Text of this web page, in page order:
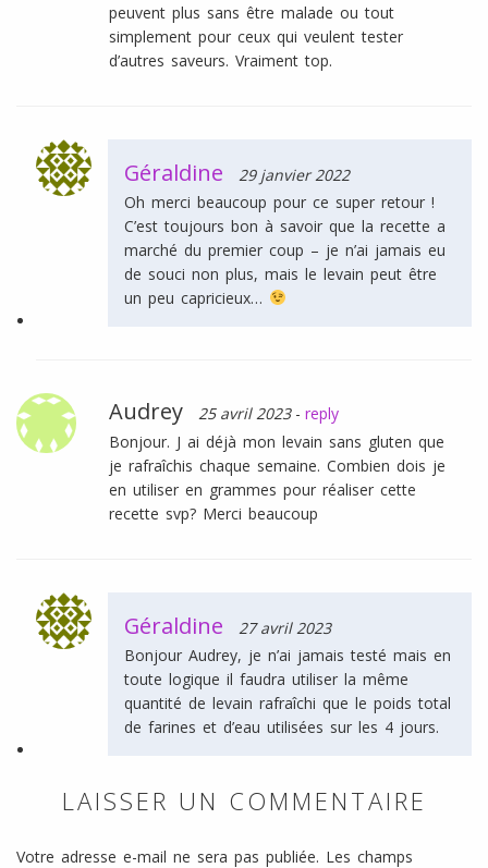
peuvent plus sans être malade ou tout
simplement pour ceux qui veulent tester
d’autres saveurs. Vraiment top.
Géraldine
29 janvier 2022
Oh merci beaucoup pour ce super retour !
C’est toujours bon à savoir que la recette a
marché du premier coup – je n’ai jamais eu
de souci non plus, mais le levain peut être
un peu capricieux…
Audrey 25 avril 2023 - reply
Bonjour. J ai déjà mon levain sans gluten que
je rafraîchis chaque semaine. Combien dois je
en utiliser en grammes pour réaliser cette
recette svp? Merci beaucoup
Géraldine
27 avril 2023
Bonjour Audrey, je n’ai jamais testé mais en
toute logique il faudra utiliser la même
quantité de levain rafraîchi que le poids total
de farines et d’eau utilisées sur les 4 jours.
LAISSER UN COMMENTAIRE
Votre adresse e-mail ne sera pas publiée. Les champs